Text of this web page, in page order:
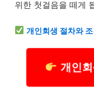
위한 첫걸음을 떼게
개인회생 절차와
개인